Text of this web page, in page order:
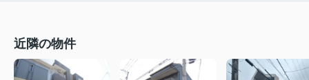
近隣の物件